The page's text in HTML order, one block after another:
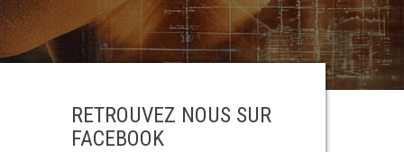
RETROUVEZ NOUS SUR
FACEBOOK